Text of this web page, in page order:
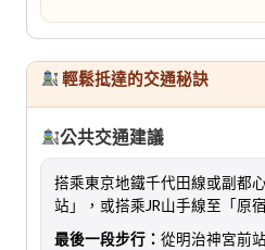
輕鬆抵達的交通秘訣
公共交通建議
搭乘東京地鐵千代田線或副都
站」，或搭乘JR山手線至「原
最後一段步行： 從明治神宮前